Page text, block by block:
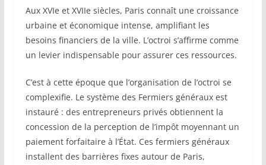
Aux XVIe et XVIIe siècles, Paris connaît une croissance
urbaine et économique intense, amplifiant les
besoins financiers de la ville. L’octroi s’affirme comme
un levier indispensable pour assurer ces ressources.
C’est à cette époque que l’organisation de l’octroi se
complexifie. Le système des Fermiers généraux est
instauré : des entrepreneurs privés obtiennent la
concession de la perception de l’impôt moyennant un
paiement forfaitaire à l’État. Ces fermiers généraux
installent des barrières fixes autour de Paris,